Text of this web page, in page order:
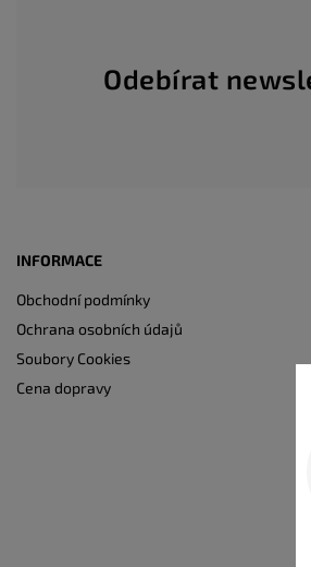
INFORMACE
Obchodní podmínky
Ochrana osobních údajů
Soubory Cookies
Cena dopravy
Odebírat